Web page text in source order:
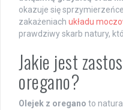
okazuje się
zakażeniach układu
prawdziwy skarb natury,
Jakie jest
oregano?
Olejek z oregano to